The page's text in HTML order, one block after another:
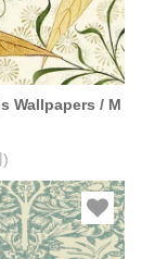
Wallpapers / M